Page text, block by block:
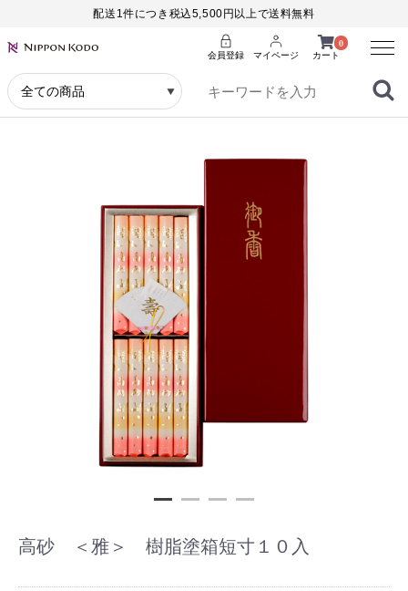
配送1件につき税込5,500円以上で送料無料
0
カート
会員登録 マイページ
Menu
高砂 ＜雅＞ 樹脂塗箱短寸１０入